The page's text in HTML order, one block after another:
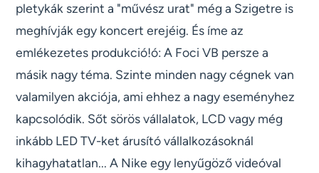
pletykák szerint a "művész urat" még a Szigetre is
meghívják egy koncert erejéig. És íme az
emlékezetes produkció!ó: A Foci VB persze a
másik nagy téma. Szinte minden nagy cégnek van
valamilyen akciója, ami ehhez a nagy eseményhez
kapcsolódik. Sőt sörös vállalatok, LCD vagy még
inkább LED TV-ket árusító vállalkozásoknál
kihagyhatatlan... A Nike egy lenyűgöző videóval